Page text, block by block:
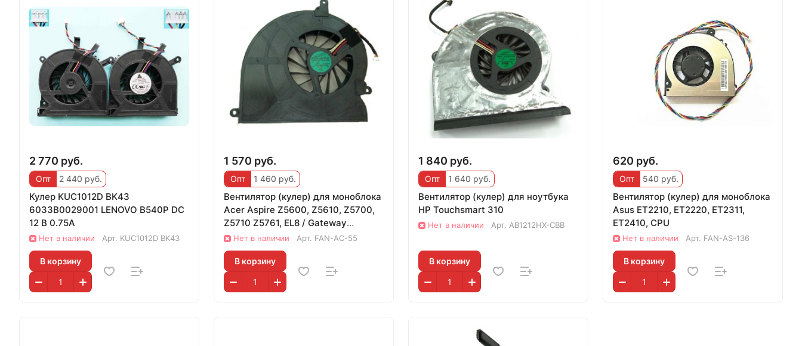
2 770 руб.
Опт 2 440 руб.
Кулер KUC1012D BK43
6033B0029001 LENOVO B540P DC
12 В 0.75A
Нет в наличии Арт. KUC1012D BK43
В корзину
1 570 руб.
Опт 1 460 руб.
Вентилятор (кулер) для моноблока
Acer Aspire Z5600, Z5610, Z5700,
Z5710 Z5761, EL8 / Gateway
ZX6800
Нет в наличии Арт. FAN-AC-55
В корзину
1 840 руб.
Опт 1 640 руб.
Вентилятор (кулер) для ноутбука
HP Touchsmart 310
Нет в наличии Арт. AB1212HX-CBB
В корзину
620 руб.
Опт 540 руб.
Вентилятор (кулер) для моноблока
Asus ET2210, ET2220, ET2311,
ET2410, CPU
Нет в наличии Арт. FAN-AS-136
В корзину